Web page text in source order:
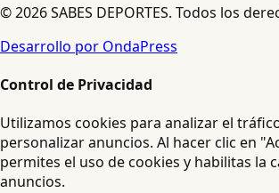
© 2026 SABES DEPORTES. Todos los
Desarrollo por OndaPress
Control de Privacidad
Utilizamos cookies para analizar el
personalizar anuncios. Al hacer clic en
permites el uso de cookies y habilitas la
anuncios.